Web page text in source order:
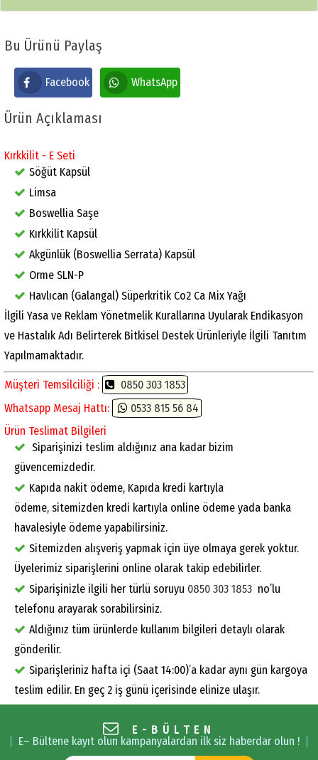
Bu Ürünü Paylaş
Facebook WhatsApp
Ürün Açıklaması
Kırkkilit - E Seti
Söğüt Kapsül
Limsa
Boswellia Saşe
Kırkkilit Kapsül
Akgünlük (Boswellia Serrata) Kapsül
Orme SLN-P
Havlıcan (Galangal) Süperkritik Co2 Ca Mix Yağı
İlgili Yasa ve Reklam Yönetmelik Kurallarına Uyularak Endikasyon
ve Hastalık Adı Belirterek Bitkisel Destek Ürünleriyle İlgili Tanıtım
Yapılmamaktadır.
Müşteri Temsilciliği :
0850 303 1853
Whatsapp Mesaj Hattı:
0533 815 56 84
Ürün Teslimat Bilgileri
Siparişinizi teslim aldığınız ana kadar bizim
güvencemizdedir.
Kapıda nakit ödeme, Kapıda kredi kartıyla
ödeme, sitemizden kredi kartıyla online ödeme yada banka
havalesiyle ödeme yapabilirsiniz.
Sitemizden alışveriş yapmak için üye olmaya gerek yoktur.
Üyelerimiz siparişlerini online olarak takip edebilirler.
Siparişinizle ilgili her türlü soruyu 0850 303 1853 no’lu
telefonu arayarak sorabilirsiniz.
Aldığınız tüm ürünlerde kullanım bilgileri detaylı olarak
gönderilir.
Siparişleriniz hafta içi (Saat 14:00)’a kadar aynı gün kargoya
teslim edilir. En geç 2 iş günü içerisinde elinize ulaşır.
E-BÜLTEN
E– Bültene kayıt olun kampanyalardan ilk siz haberdar olun !